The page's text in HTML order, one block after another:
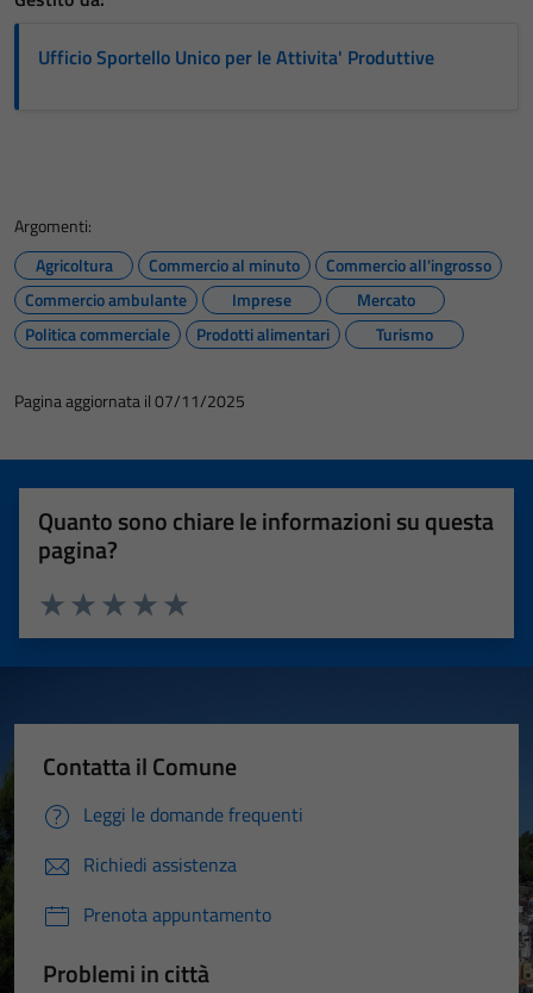
Ufficio Sportello Unico per le Attivita' Produttive
Argomenti:
Agricoltura
Commercio al minuto
Commercio all'ingrosso
Commercio ambulante
Imprese
Mercato
Politica commerciale
Prodotti alimentari Turismo
Pagina aggiornata il 07/11/2025
Quanto sono chiare le informazioni su questa
pagina?
Valuta 5 stelle su 5
Valuta 4 stelle su 5
Valuta 3 stelle su 5
Valuta 2 stelle su 5
Valuta 1 stelle su 5
Contatta il Comune
Leggi le domande frequenti
Richiedi assistenza
Prenota appuntamento
Problemi in città